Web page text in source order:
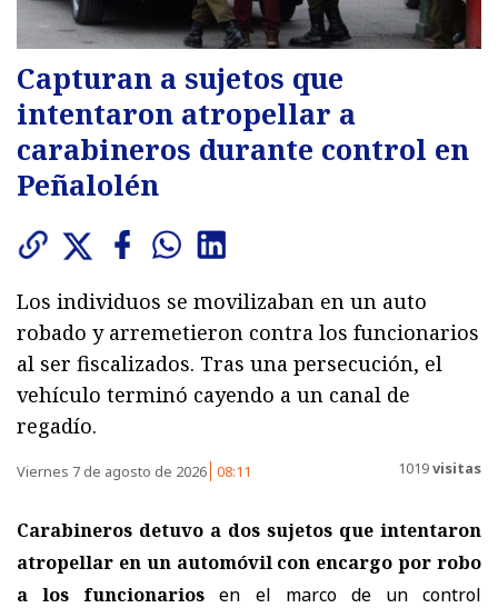
Capturan a sujetos que
intentaron atropellar a
carabineros durante control en
Peñalolén
Los individuos se movilizaban en un auto
robado y arremetieron contra los funcionarios
al ser fiscalizados. Tras una persecución, el
vehículo terminó cayendo a un canal de
regadío.
Viernes 7 de agosto de 2026 08:11 1019visitas
Carabineros detuvo a dos sujetos que intentaron
atropellar en un automóvil con encargo por robo
a los funcionarios en el marco de un control